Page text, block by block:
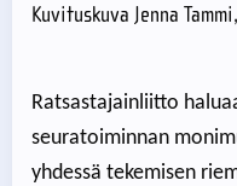
Kuvituskuva Jenna
Ratsastajainliitto
seuratoiminnan
yhdessä tekemisen